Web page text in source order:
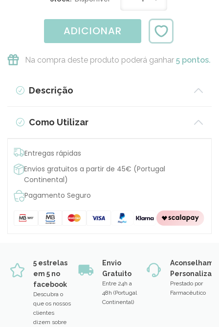
ADICIONAR
Na compra deste produto poderá ganhar 5 pontos.
Descrição
Como Utilizar
Entregas rápidas
Envios gratuitos a partir de 45€ (Portugal
Continental)
Pagamento Seguro
5 estrelas
em 5 no
facebook
Descubra o
que os nossos
clientes
dizem sobre
Envio
Gratuito
Entre 24h a
48h (Portugal
Continental)
Prestado por
Farmacêutico